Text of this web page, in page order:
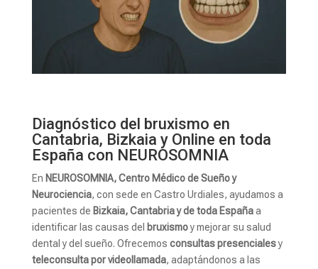
Diagnóstico del bruxismo en
Cantabria, Bizkaia y Online en toda
España con NEUROSOMNIA
En NEUROSOMNIA, Centro Médico de Sueño y
Neurociencia, con sede en Castro Urdiales, ayudamos a
pacientes de Bizkaia, Cantabria y de toda Españaa
identificar las causas del bruxismoy mejorar su salud
dental y del sueño. Ofrecemos consultas presencialesy
teleconsulta por videollamada, adaptándonos a las